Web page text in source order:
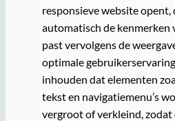
responsieve website
automatisch de kenmerken
past vervolgens de
optimale
inhouden dat elementen
tekst en navigatiemenu’s
vergroot of verkleind, zodat